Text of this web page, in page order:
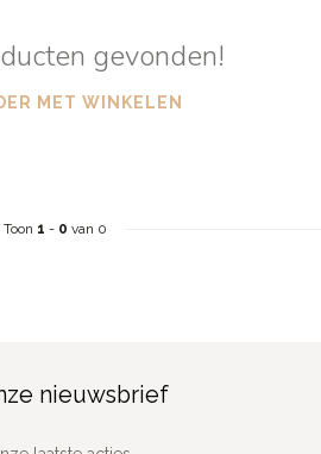
gevonden!
MET WINKELEN
Toon 1 - 0 van 0
nieuwsbrief